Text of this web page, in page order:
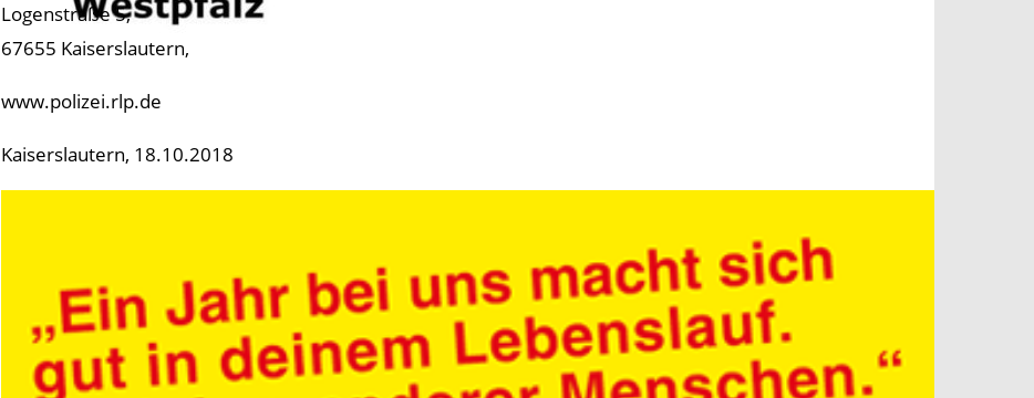
Logenstraße 5,
67655 Kaiserslautern,
www.polizei.rlp.de
Kaiserslautern, 18.10.2018